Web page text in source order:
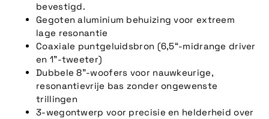
bevestigd.
Gegoten aluminium behuizing voor extreem
lage resonantie
Coaxiale puntgeluidsbron (6,5“-midrange driver
en 1”-tweeter)
Dubbele 8"-woofers voor nauwkeurige,
resonantievrije bas zonder ongewenste
trillingen
3-wegontwerp voor precisie en helderheid over